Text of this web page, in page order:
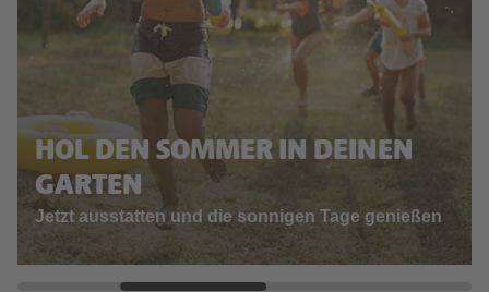
HOL DEN SOMMER IN DEINEN
GARTEN
Jetzt ausstatten und die sonnigen Tage genießen